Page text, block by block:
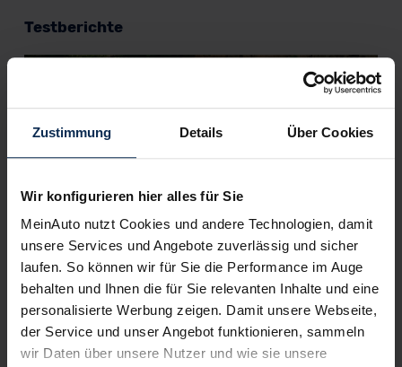
Zustimmung Details Über Cookies
Wir konfigurieren hier alles für Sie
MeinAuto nutzt Cookies und andere Technologien, damit
unsere Services und Angebote zuverlässig und sicher
laufen. So können wir für Sie die Performance im Auge
behalten und Ihnen die für Sie relevanten Inhalte und eine
personalisierte Werbung zeigen. Damit unsere Webseite,
der Service und unser Angebot funktionieren, sammeln
wir Daten über unsere Nutzer und wie sie unsere
Testberichte
KI-generiert
Ford Bronco im Test (2023): Glückt das
Europa-Debüt für Fords Offroad-Legende?
2021 hat Ford den Bronco aus der Versenkung geholt –
Geländewagen sind wieder in. Die 6. Generation kommt 2023